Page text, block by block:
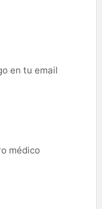
en tu email
médico